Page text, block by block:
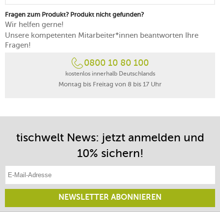
Fragen zum Produkt? Produkt nicht gefunden?
Wir helfen gerne!
Unsere kompetenten Mitarbeiter*innen beantworten Ihre
Fragen!
0800 10 80 100
kostenlos innerhalb Deutschlands
Montag bis Freitag von 8 bis 17 Uhr
tischwelt News: jetzt anmelden und
10% sichern!
NEWSLETTER ABONNIEREN